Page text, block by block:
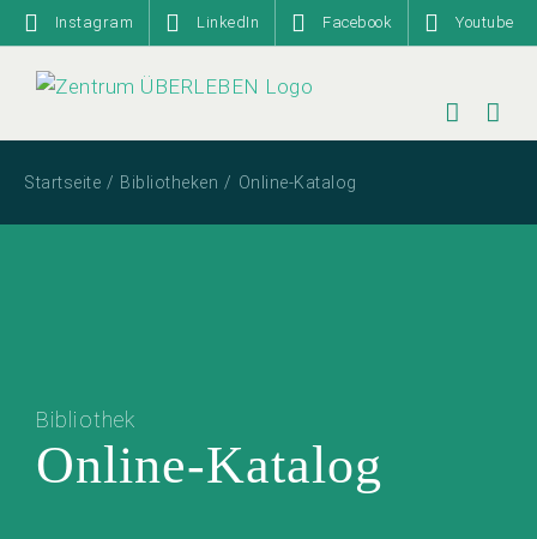
Zum
Inhalt
springen
Instagram LinkedIn Facebook Youtube
Startseite Bibliotheken Online-Katalog
Bibliothek
Online-Katalog